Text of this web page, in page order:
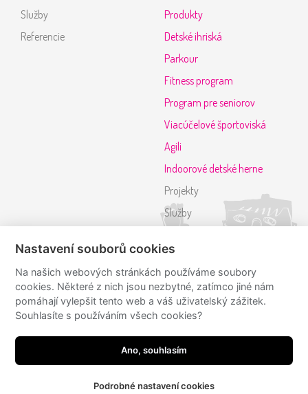
Služby
Referencie
Produkty
Detské ihriská
Parkour
Fitness program
Program pre seniorov
Viacúčelové športoviská
Agili
Indoorové detské herne
Projekty
Služby
Kontakt
Sledujte nás
Nastavení souborů cookies
Na našich webových stránkách používáme soubory
cookies. Některé z nich jsou nezbytné, zatímco jiné nám
pomáhají vylepšit tento web a váš uživatelský zážitek.
Souhlasíte s používáním všech cookies?
Ano, souhlasím
Podrobné nastavení cookies